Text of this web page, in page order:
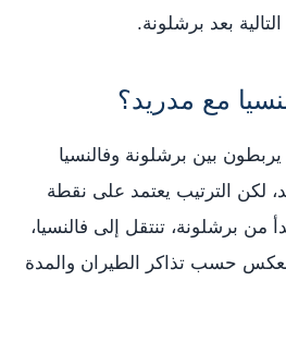
بعد برشلونة.
مع مدريد؟
بين برشلونة وفالنسيا
لكن الترتيب يعتمد على نقطة
من برشلونة، تنتقل إلى فالنسيا،
حسب تذاكر الطيران والمدة